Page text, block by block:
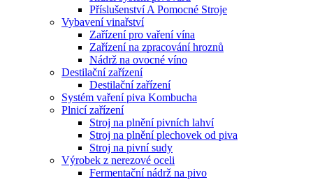
Příslušenství A Pomocné Stroje
Vybavení vinařství
Zařízení pro vaření vína
Zařízení na zpracování hroznů
Nádrž na ovocné víno
Destilační zařízení
Destilační zařízení
Systém vaření piva Kombucha
Plnicí zařízení
Stroj na plnění pivních lahví
Stroj na plnění plechovek od piva
Stroj na pivní sudy
Výrobek z nerezové oceli
Fermentační nádrž na pivo